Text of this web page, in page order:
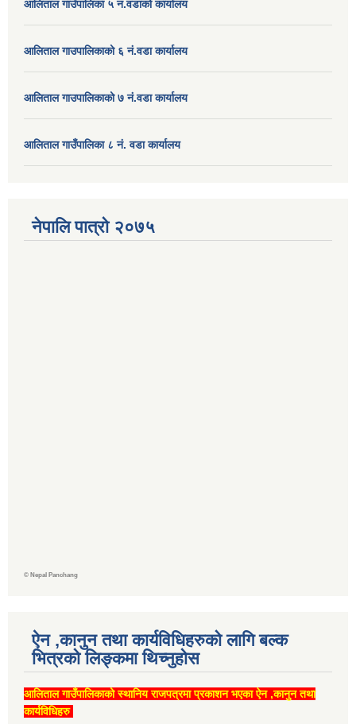
आलिताल गाउँपालिका ५ नं.वडाको कार्यालय
आलिताल गाउपालिकाको ६ नं.वडा कार्यालय
आलिताल गाउपालिकाको ७ नं.वडा कार्यालय
आलिताल गाउँपालिका ८ नं. वडा कार्यालय
नेपालि पात्रो २०७५
© Nepal Panchang
ऐन ,कानुन तथा कार्यविधिहरुको लागि बल्क
भित्रको लिङ्कमा थिच्‍नुहोस
आलिताल गाउँपालिकाको स्थानिय राजपत्रमा प्रकाशन भएका ऐन ,कानुन तथा
कार्यविधिहरु